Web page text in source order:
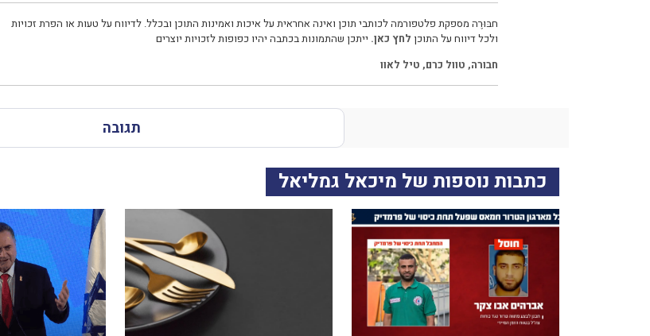
חבּוּרֶה מספקת פלטפורמה לכותבי תוכן ואינה אחראית על איכות ואמינות התוכן ובכלל. לדיווח על טעות או הפרת זכויות
ולכל דיווח על התוכן לחץ כאן. ייתכן שהתמונות בכתבה יהיו כפופות לזכויות יוצרים
חבורה, טוול כרם, טיל לאוו
תגובה
כתבות נוספות של מיכאל גמליאל